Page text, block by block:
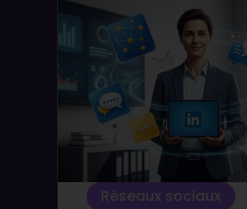
Réseaux sociaux